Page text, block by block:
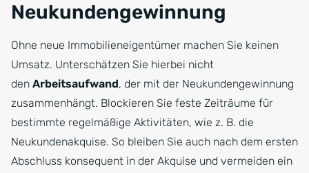
Neukundengewinnung
Ohne neue Immobilieneigentümer machen Sie keinen
Umsatz. Unterschätzen Sie hierbei nicht
den Arbeitsaufwand, der mit der Neukundengewinnung
zusammenhängt. Blockieren Sie feste Zeiträume für
bestimmte regelmäßige Aktivitäten, wie z. B. die
Neukundenakquise. So bleiben Sie auch nach dem ersten
Abschluss konsequent in der Akquise und vermeiden ein